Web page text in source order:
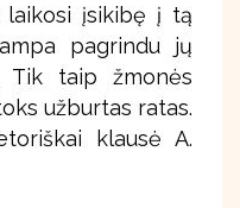
laikosi įsikibę į tą
pagrindu jų
Tik taip žmonės
užburtas ratas.
klausė A.